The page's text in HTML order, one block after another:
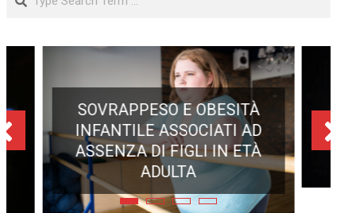
ECLISSE TOTALE DEL 12
AGOSTO 2026: DOVE SI
POTRÀ VEDERE